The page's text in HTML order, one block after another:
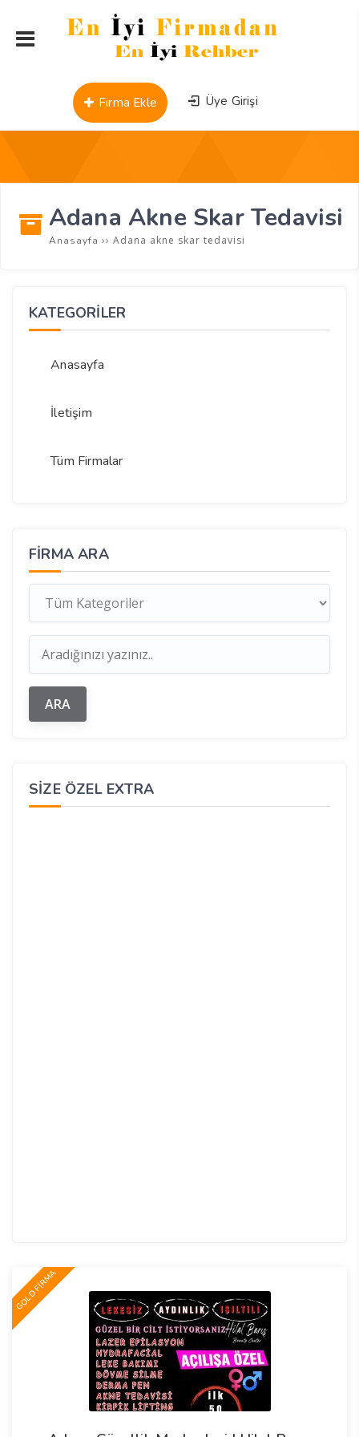
Üye Girişi
Firma Ekle
Adana Akne Skar Tedavisi
Anasayfa ›› Adana akne skar tedavisi
KATEGORİLER
Anasayfa
İletişim
Tüm Firmalar
FIRMA ARA
SIZE ÖZEL EXTRA
GOLD FİRMA